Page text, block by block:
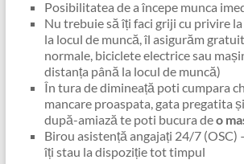
Posibilitatea de a începe munca
Nu trebuie să îți faci griji cu privire
la locul de muncă, îl asigurăm
normale, biciclete electrice sau
distanța până la locul de muncă)
În tura de dimineață poti cumpara
mancare proaspata, gata pregatita
după-amiază te poti bucura deo
Birou asistență angajați 24/7
îți stau la dispoziție tot timpul